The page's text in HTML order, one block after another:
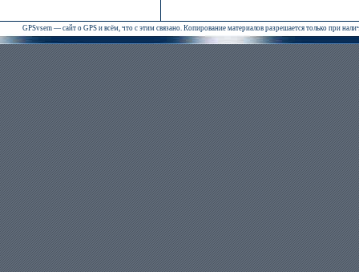
GPSvsem — сайт о GPS и всём, что с этим связано. Копирование материалов разрешается только при